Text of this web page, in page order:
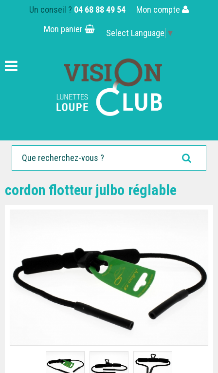
Un conseil ? 04 68 88 49 54
Mon compte
Mon panier
Select Language ▼
cordon flotteur julbo réglable